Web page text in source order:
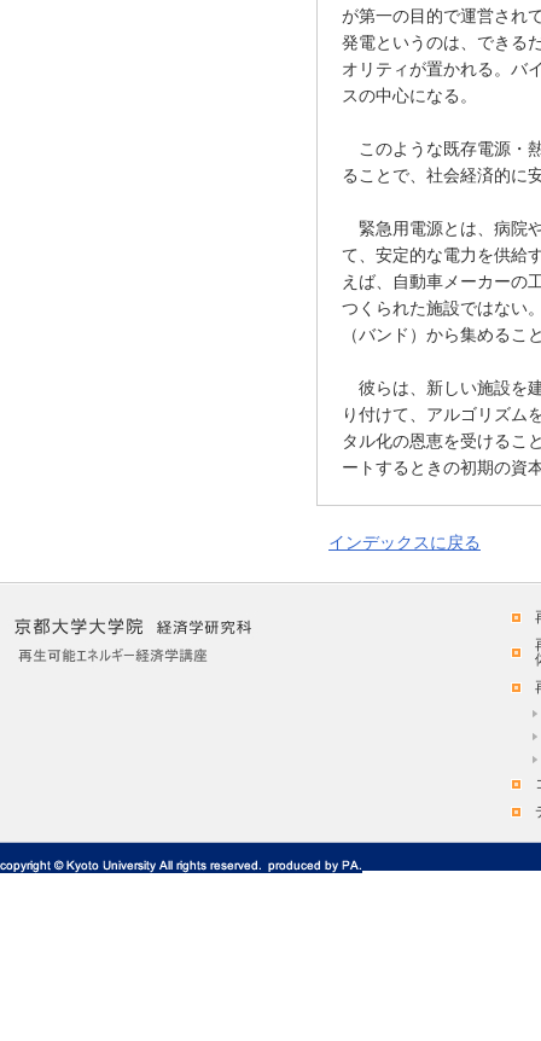
が第一の目的で運営され
発電というのは、できる
オリティが置かれる。バ
スの中心になる。
このような既存電源・
ることで、社会経済的に
緊急用電源とは、病院
て、安定的な電力を供給
えば、自動車メーカーの
つくられた施設ではない
（バンド）から集める
彼らは、新しい施設を
り付けて、アルゴリズム
タル化の恩恵を受けるこ
ートするときの初期の資
インデックスに戻る